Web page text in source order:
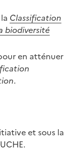
Classification
biodiversité
en atténuer
.
et sous la